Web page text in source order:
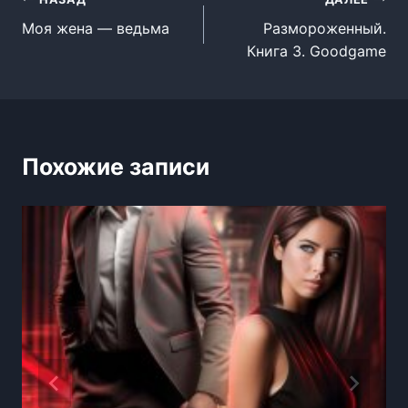
по
Моя жена — ведьма
Размороженный.
Книга 3. Goodgame
Похожие записи